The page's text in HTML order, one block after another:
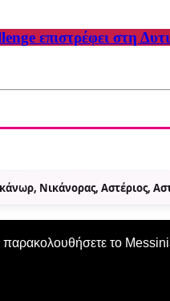
επιστρέφει στη
Νικάνορας, Αστέριος,
παρακολουθήσετε το